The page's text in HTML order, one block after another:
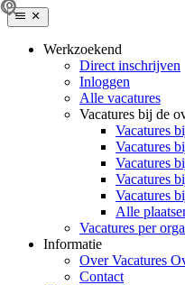
Werkzoekend
Direct inschrijven
Inloggen
Alle vacatures
Vacatures bij de
Vacatures
Vacatures
Vacatures
Vacatures
Vacatures
Alle
Vacatures per
Informatie
Over Vacatures
Contact